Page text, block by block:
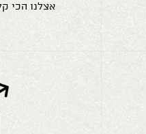
אצלנו הכי